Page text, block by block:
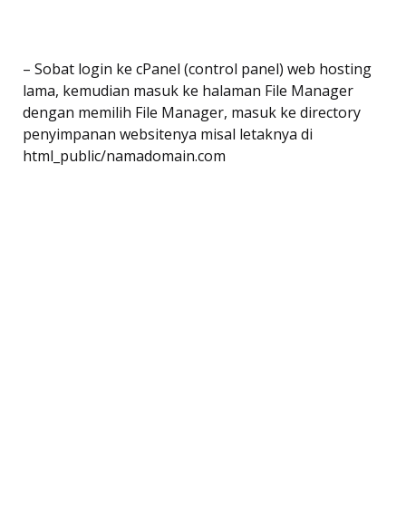
– Sobat login ke cPanel (control panel) web hosting
lama, kemudian masuk ke halaman File Manager
dengan memilih File Manager, masuk ke directory
penyimpanan websitenya misal letaknya di
html_public/namadomain.com